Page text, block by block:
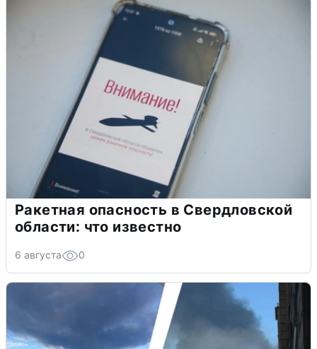
Ракетная опасность в Свердловской
области: что известно
6 августа 0